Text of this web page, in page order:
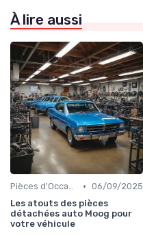
À lire aussi
Pièces d'Occasion et Reconditionnées • 06/09/2025
Les atouts des pièces
détachées auto Moog pour
votre véhicule